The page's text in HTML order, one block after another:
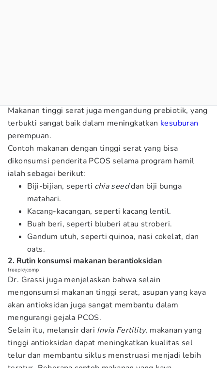
Makanan tinggi serat juga mengandung prebiotik, yang
terbukti sangat baik dalam meningkatkan kesuburan
perempuan.
Contoh makanan dengan tinggi serat yang bisa
dikonsumsi penderita PCOS selama program hamil
ialah sebagai berikut:
Biji-bijian, seperti chia seeddan biji bunga
matahari.
Kacang-kacangan, seperti kacang lentil.
Buah beri, seperti bluberi atau stroberi.
Gandum utuh, seperti quinoa, nasi cokelat, dan
oats.
2. Rutin konsumsi makanan berantioksidan
freepik/jcomp
Dr. Grassi juga menjelaskan bahwa selain
mengonsumsi makanan tinggi serat, asupan yang kaya
akan antioksidan juga sangat membantu dalam
mengurangi gejala PCOS.
Selain itu, melansir dari Invia Fertility, makanan yang
tinggi antioksidan dapat meningkatkan kualitas sel
telur dan membantu siklus menstruasi menjadi lebih